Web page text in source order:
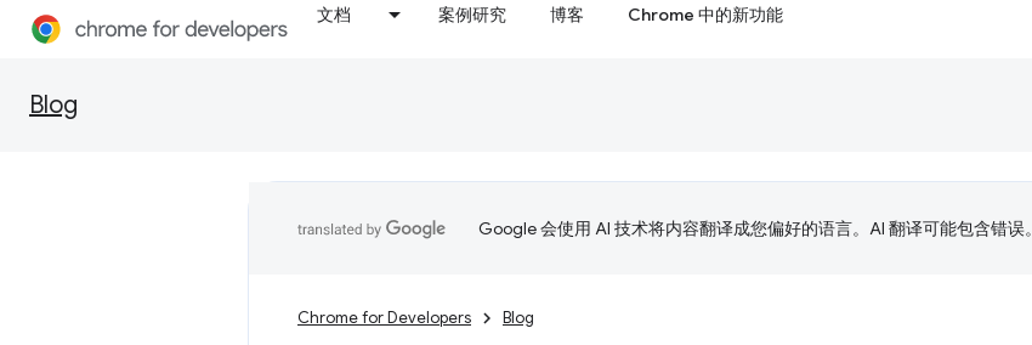
文档 案例研究 博客 Chrome 中的新功能
Blog
Google 会使用 AI 技术将内容翻译成您偏好的语言。AI 翻译可能包含错误。
Chrome for Developers Blog